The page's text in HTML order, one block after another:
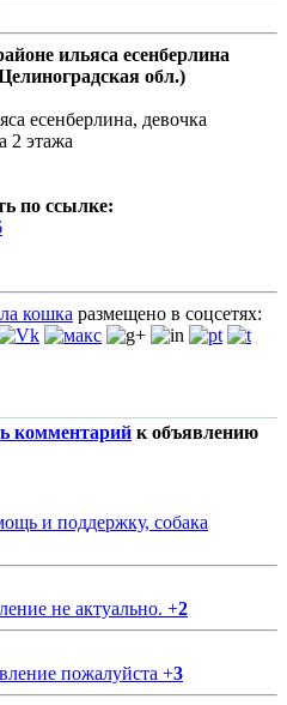
ильяса есенберлина
обл.)
есенберлина, девочка
2 этажа
по ссылке:
кошка размещено в соцсетях:
комментарий к объявлению
и поддержку, собака
не актуально. +2
пожалуйста +3